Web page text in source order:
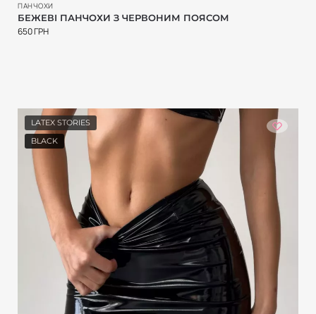
ПАНЧОХИ
БЕЖЕВІ ПАНЧОХИ З ЧЕРВОНИМ ПОЯСОМ
650ГРН
LATEX STORIES
BLACK